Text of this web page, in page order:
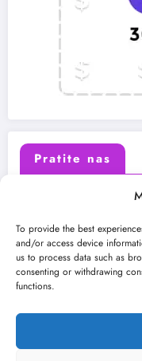
To provide the best
and/or access device
us to process data such as
consenting or withdrawing
functions.
Pratite nas
Instagram